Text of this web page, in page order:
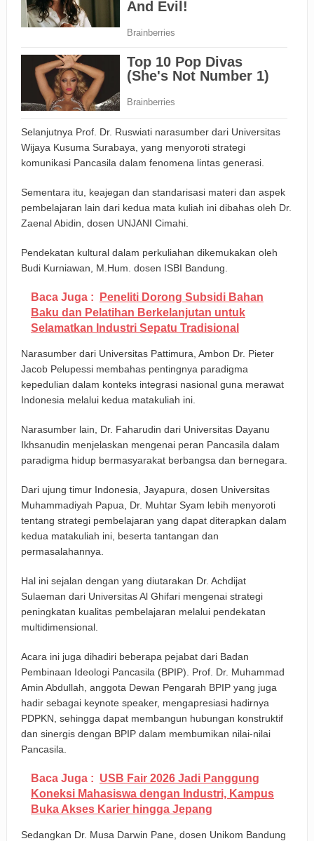
Selanjutnya Prof. Dr. Ruswiati narasumber dari Universitas
Wijaya Kusuma Surabaya, yang menyoroti strategi
komunikasi Pancasila dalam fenomena lintas generasi.
Sementara itu, keajegan dan standarisasi materi dan aspek
pembelajaran lain dari kedua mata kuliah ini dibahas oleh Dr.
Zaenal Abidin, dosen UNJANI Cimahi.
Pendekatan kultural dalam perkuliahan dikemukakan oleh
Budi Kurniawan, M.Hum. dosen ISBI Bandung.
Baca Juga :
Peneliti Dorong Subsidi Bahan
Baku dan Pelatihan Berkelanjutan untuk
Selamatkan Industri Sepatu Tradisional
Narasumber dari Universitas Pattimura, Ambon Dr. Pieter
Jacob Pelupessi membahas pentingnya paradigma
kepedulian dalam konteks integrasi nasional guna merawat
Indonesia melalui kedua matakuliah ini.
Narasumber lain, Dr. Faharudin dari Universitas Dayanu
Ikhsanudin menjelaskan mengenai peran Pancasila dalam
paradigma hidup bermasyarakat berbangsa dan bernegara.
Dari ujung timur Indonesia, Jayapura, dosen Universitas
Muhammadiyah Papua, Dr. Muhtar Syam lebih menyoroti
tentang strategi pembelajaran yang dapat diterapkan dalam
kedua matakuliah ini, beserta tantangan dan
permasalahannya.
Hal ini sejalan dengan yang diutarakan Dr. Achdijat
Sulaeman dari Universitas Al Ghifari mengenai strategi
peningkatan kualitas pembelajaran melalui pendekatan
multidimensional.
Acara ini juga dihadiri beberapa pejabat dari Badan
Pembinaan Ideologi Pancasila (BPIP). Prof. Dr. Muhammad
Amin Abdullah, anggota Dewan Pengarah BPIP yang juga
hadir sebagai keynote speaker, mengapresiasi hadirnya
PDPKN, sehingga dapat membangun hubungan konstruktif
dan sinergis dengan BPIP dalam membumikan nilai-nilai
Pancasila.
Baca Juga : USB Fair 2026 Jadi Panggung
Koneksi Mahasiswa dengan Industri, Kampus
Buka Akses Karier hingga Jepang
Sedangkan Dr. Musa Darwin Pane, dosen Unikom Bandung